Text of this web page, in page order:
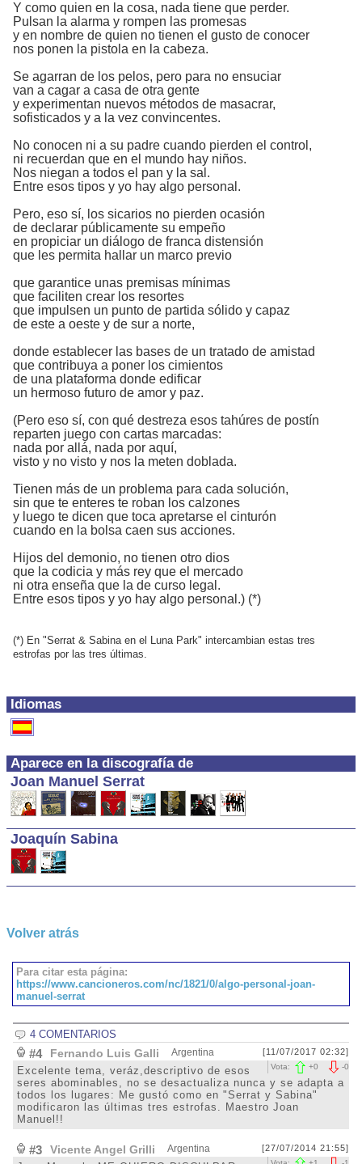
Idiomas
Aparece en la discografía de
Joan Manuel Serrat
Joaquín Sabina
Y como quien en la cosa, nada tiene que perder.
Pulsan la alarma y rompen las promesas
y en nombre de quien no tienen el gusto de conocer
nos ponen la pistola en la cabeza.
Se agarran de los pelos, pero para no ensuciar
van a cagar a casa de otra gente
y experimentan nuevos métodos de masacrar,
sofisticados y a la vez convincentes.
No conocen ni a su padre cuando pierden el control,
ni recuerdan que en el mundo hay niños.
Nos niegan a todos el pan y la sal.
Entre esos tipos y yo hay algo personal.
Pero, eso sí, los sicarios no pierden ocasión
de declarar públicamente su empeño
en propiciar un diálogo de franca distensión
que les permita hallar un marco previo
que garantice unas premisas mínimas
que faciliten crear los resortes
que impulsen un punto de partida sólido y capaz
de este a oeste y de sur a norte,
donde establecer las bases de un tratado de amistad
que contribuya a poner los cimientos
de una plataforma donde edificar
un hermoso futuro de amor y paz.
(Pero eso sí, con qué destreza esos tahúres de postín
reparten juego con cartas marcadas:
nada por allá, nada por aquí,
visto y no visto y nos la meten doblada.
Tienen más de un problema para cada solución,
sin que te enteres te roban los calzones
y luego te dicen que toca apretarse el cinturón
cuando en la bolsa caen sus acciones.
Hijos del demonio, no tienen otro dios
que la codicia y más rey que el mercado
ni otra enseña que la de curso legal.
Entre esos tipos y yo hay algo personal.) (*)
(*) En "Serrat & Sabina en el Luna Park" intercambian estas tres
estrofas por las tres últimas.
Volver atrás
Para citar esta página:
https://www.cancioneros.com/nc/1821/0/algo-personal-joan-
manuel-serrat
4 COMENTARIOS
#4 Fernando Luis Galli Argentina [11/07/2017 02:32]
-0
Vota: +0
Excelente tema, veráz,descriptivo de esos
seres abominables, no se desactualiza nunca y se adapta a
todos los lugares: Me gustó como en "Serrat y Sabina"
modificaron las últimas tres estrofas. Maestro Joan
Manuel!!
#3 Vicente Angel Grilli Argentina [27/07/2014 21:55]